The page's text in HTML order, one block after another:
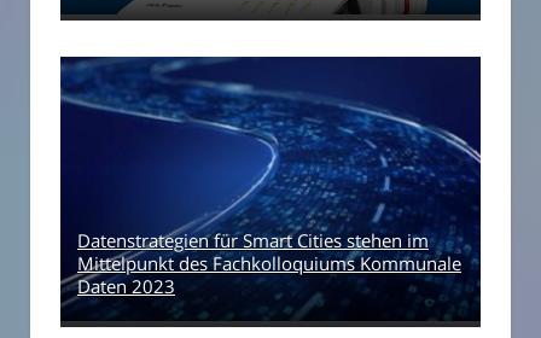
Datenstrategien für Smart Cities stehen im
Mittelpunkt des Fachkolloquiums Kommunale
Daten 2023